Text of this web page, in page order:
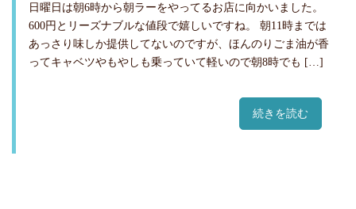
日曜日は朝6時から朝ラーをやってるお店に向かいました。
600円とリーズナブルな値段で嬉しいですね。 朝11時までは
あっさり味しか提供してないのですが、ほんのりごま油が香
ってキャベツやもやしも乗っていて軽いので朝8時でも […]
続きを読む